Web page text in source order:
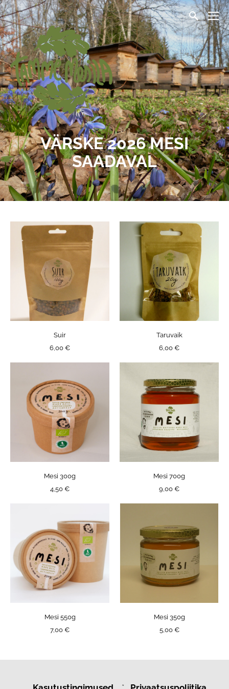
VÄRSKE 2026 MESI
SAADAVAL
Suir
6,00 €
Taruvaik
6,00 €
Mesi 300g
4,50 €
Mesi 700g
9,00 €
Mesi 550g
7,00 €
Mesi 350g
5,00 €